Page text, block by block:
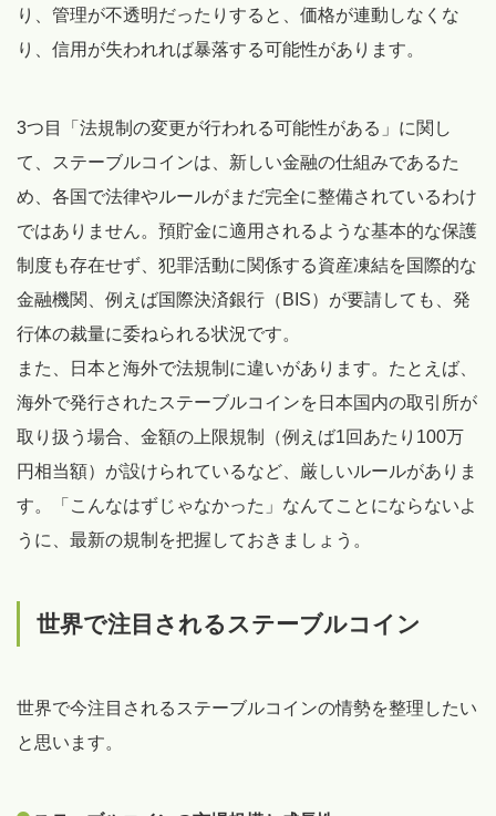
り、管理が不透明だったりすると、価格が連動しなくな
り、信用が失われれば暴落する可能性があります。
3つ目「法規制の変更が行われる可能性がある」に関し
て、ステーブルコインは、新しい金融の仕組みであるた
め、各国で法律やルールがまだ完全に整備されているわけ
ではありません。預貯金に適用されるような基本的な保護
制度も存在せず、犯罪活動に関係する資産凍結を国際的な
金融機関、例えば国際決済銀行（BIS）が要請しても、発
行体の裁量に委ねられる状況です。
また、日本と海外で法規制に違いがあります。たとえば、
海外で発行されたステーブルコインを日本国内の取引所が
取り扱う場合、金額の上限規制（例えば1回あたり100万
円相当額）が設けられているなど、厳しいルールがありま
す。「こんなはずじゃなかった」なんてことにならないよ
うに、最新の規制を把握しておきましょう。
世界で注目されるステーブルコイン
世界で今注目されるステーブルコインの情勢を整理したい
と思います。